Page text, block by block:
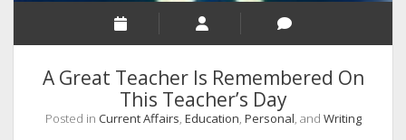
Small
Write-
About
Myself
A Great Teacher Is Remembered On
This Teacher’s Day
Posted in Current Affairs, Education, Personal, and Writing